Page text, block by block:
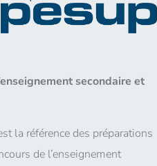
secondaire et
la référence des préparations
de l’enseignement